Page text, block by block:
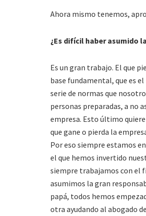
Ahora mismo tenemos,
¿Es difícil haber asumido
Es un gran trabajo. El que
base fundamental, que es
serie de normas que
personas preparadas, a no
empresa. Esto último
que gane o pierda la
Por eso siempre estamos
el que hemos invertido
siempre trabajamos con el
asumimos la gran
papá, todos hemos
otra ayudando al abogado